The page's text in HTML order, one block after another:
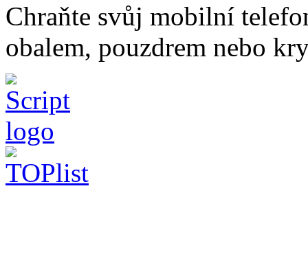
Chraňte svůj mobilní
obalem, pouzdrem nebo